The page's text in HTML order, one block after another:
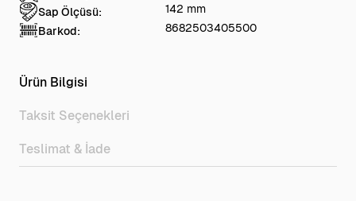
Sap Ölçüsü:
142 mm
Barkod:
8682503405500
Ürün Bilgisi
Taksit Seçenekleri
Teslimat & İade